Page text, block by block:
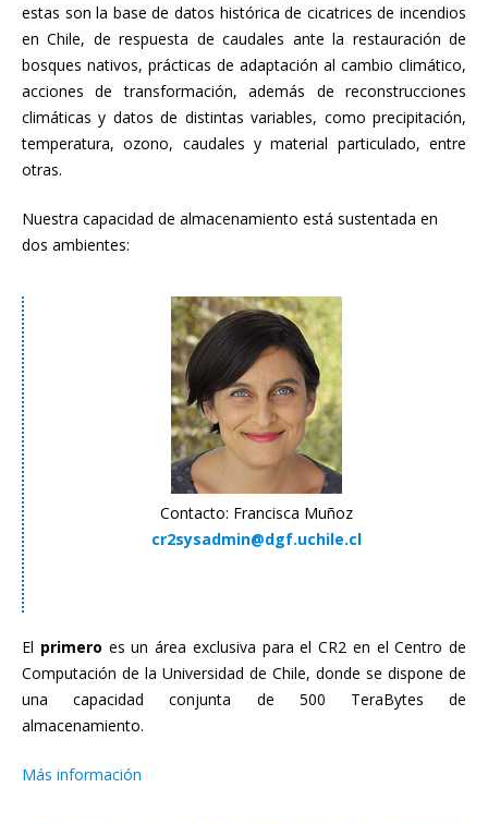
estas son la base de datos histórica de cicatrices de incendios
en Chile, de respuesta de caudales ante la restauración de
bosques nativos, prácticas de adaptación al cambio climático,
acciones de transformación, además de reconstrucciones
climáticas y datos de distintas variables, como precipitación,
temperatura, ozono, caudales y material particulado, entre
otras.
Nuestra capacidad de almacenamiento está sustentada en
dos ambientes:
Contacto: Francisca Muñoz
cr2sysadmin@dgf.uchile.cl
El primero es un área exclusiva para el CR2 en el Centro de
Computación de la Universidad de Chile, donde se dispone de
una capacidad conjunta de 500 TeraBytes de
almacenamiento.
Más información